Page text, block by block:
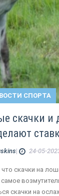
СПОРТА
скачки и
| 24-05-
скачки на
самое
скачки на ослах.